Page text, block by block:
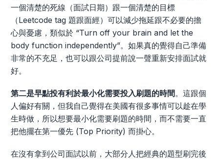
一個清楚的死線（面試日期）跟一個清楚的目標
（Leetcode tag 題跟面經）可以減少拖延跟不必要的擔
心與憂慮，類似於 “Turn off your brain and let the
body function independently”。如果真的覺得自己準備
非常的不充足，也可以跟公司提前說一聲重新安排面試就
好。
第二是早點投有利於最小化需要投入刷題的時間。這跟個
人偏好有關，但我自己覺得在美國有很多事情可以趁在學
生時做，所以想要最小化需要刷題的時間，而不需要一直
把他擺在第一優先 (Top Priority) 而掛心。
在沒有拿到公司面試以前，大部分人把經典的題型刷完後